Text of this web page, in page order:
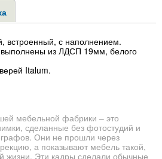
встроенный, с наполнением.
из ЛДСП 19мм, белого
Italum.
мебельной фабрики – это
сделанные без фотостудий и
Они не прошли через
а показывают мебель такой,
жизни. Эти кадры сделали обычные